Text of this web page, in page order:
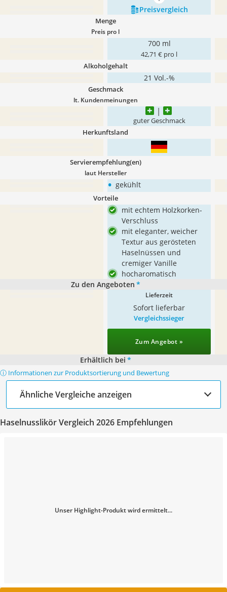
Preis­vergleich
Menge
Preis pro l
700 ml
42,71 € pro l
Alkoholgehalt
21 Vol.-%
Geschmack
lt. Kundenmeinungen
guter Geschmack
Herkunftsland
Servierempfehlung(en)
laut Hersteller
• gekühlt
Vorteile
mit echtem Holzkorken-
Verschluss
mit eleganter, weicher
Textur aus gerösteten
Haselnüssen und
cremiger Vanille
hocharomatisch
Zu den Angeboten *
Lieferzeit
Sofort lieferbar
Vergleichssieger
Zum Angebot »
Erhältlich bei *
ⓘ Informationen zur Produktsortierung und Bewertung
Ähnliche Vergleiche anzeigen
Haselnusslikör Vergleich 2026 Empfehlungen
Unser Highlight-Produkt wird ermittelt...